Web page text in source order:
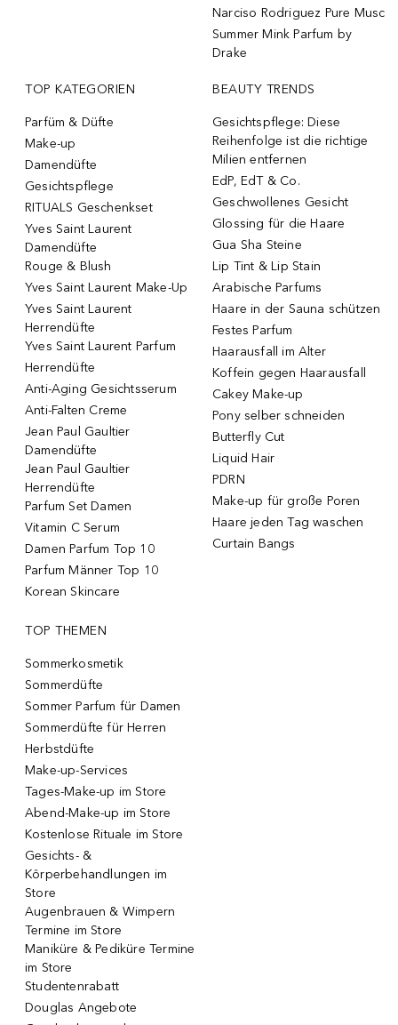
Narciso Rodriguez Pure Musc
Summer Mink Parfum by
Drake
TOP KATEGORIEN
Parfüm & Düfte
Make-up
Damendüfte
Gesichtspflege
RITUALS Geschenkset
Yves Saint Laurent
Damendüfte
Rouge & Blush
Yves Saint Laurent Make-Up
Yves Saint Laurent
Herrendüfte
Yves Saint Laurent Parfum
Herrendüfte
Anti-Aging Gesichtsserum
Anti-Falten Creme
Jean Paul Gaultier
Damendüfte
Jean Paul Gaultier
Herrendüfte
Parfum Set Damen
Vitamin C Serum
Damen Parfum Top 10
Parfum Männer Top 10
Korean Skincare
BEAUTY TRENDS
Gesichtspflege: Diese
Reihenfolge ist die richtige
Milien entfernen
EdP, EdT & Co.
Geschwollenes Gesicht
Glossing für die Haare
Gua Sha Steine
Lip Tint & Lip Stain
Arabische Parfums
Haare in der Sauna schützen
Festes Parfum
Haarausfall im Alter
Koffein gegen Haarausfall
Cakey Make-up
Pony selber schneiden
Butterfly Cut
Liquid Hair
PDRN
Make-up für große Poren
Haare jeden Tag waschen
Curtain Bangs
TOP THEMEN
Sommerkosmetik
Sommerdüfte
Sommer Parfum für Damen
Sommerdüfte für Herren
Herbstdüfte
Make-up-Services
Tages-Make-up im Store
Abend-Make-up im Store
Kostenlose Rituale im Store
Gesichts- &
Körperbehandlungen im
Store
Augenbrauen & Wimpern
Termine im Store
Maniküre & Pediküre Termine
im Store
Studentenrabatt
Douglas Angebote